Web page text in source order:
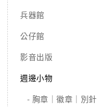
兵器館
公仔館
影音出版
週邊小物
- 胸章｜徽章｜別針